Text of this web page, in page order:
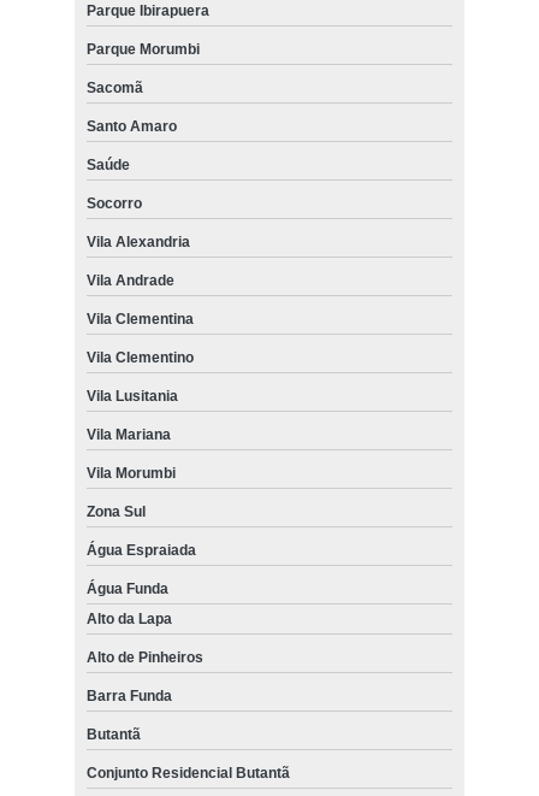
Parque Ibirapuera
Parque Morumbi
Sacomã
Santo Amaro
Saúde
Socorro
Vila Alexandria
Vila Andrade
Vila Clementina
Vila Clementino
Vila Lusitania
Vila Mariana
Vila Morumbi
Zona Sul
Água Espraiada
Água Funda
Alto da Lapa
Alto de Pinheiros
Barra Funda
Butantã
Conjunto Residencial Butantã